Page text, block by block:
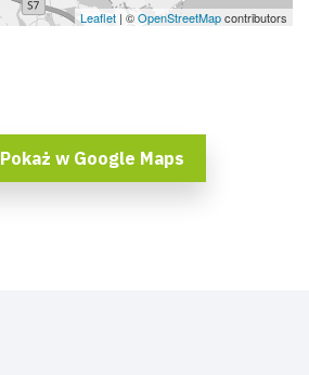
Leaflet | ©OpenStreetMapcontributors
Pokaż w Google Maps